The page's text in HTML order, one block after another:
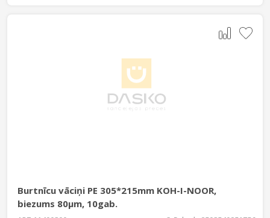
Burtnīcu vāciņi PE 305*215mm KOH-I-NOOR,
biezums 80µm, 10gab.